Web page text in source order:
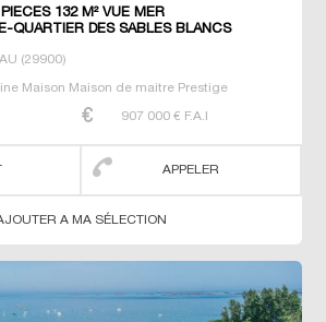
132 M² VUE MER
QUARTIER DES SABLES BLANCS
(29900)
Maison Maison de maitre Prestige
907 000 € F.A.I
APPELER
A MA SÉLECTION